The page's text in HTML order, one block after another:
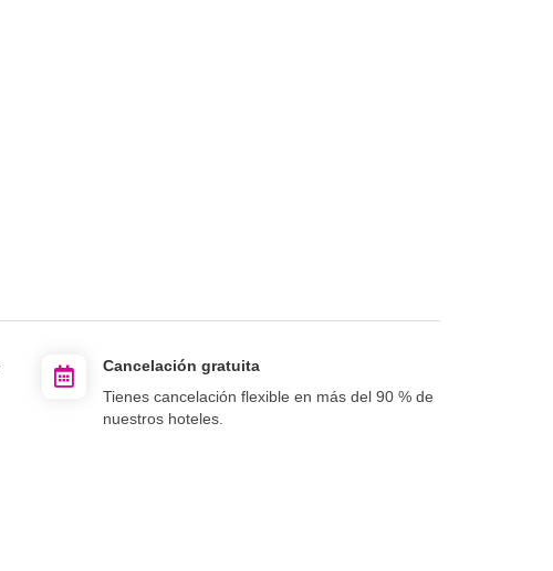
Cancelación gratuita
Tienes cancelación flexible en más del 90 % de
nuestros hoteles.